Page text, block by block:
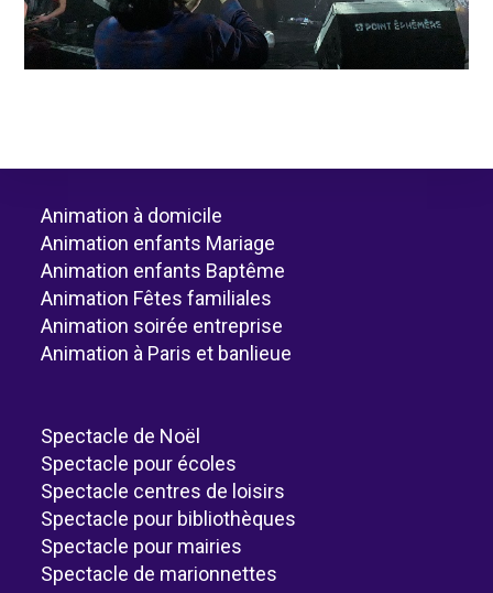
Animation à domicile
Animation enfants Mariage
Animation enfants Baptême
Animation Fêtes familiales
Animation soirée entreprise
Animation à Paris et banlieue
Spectacle de Noël
Spectacle pour écoles
Spectacle centres de loisirs
Spectacle pour bibliothèques
Spectacle pour mairies
Spectacle de marionnettes